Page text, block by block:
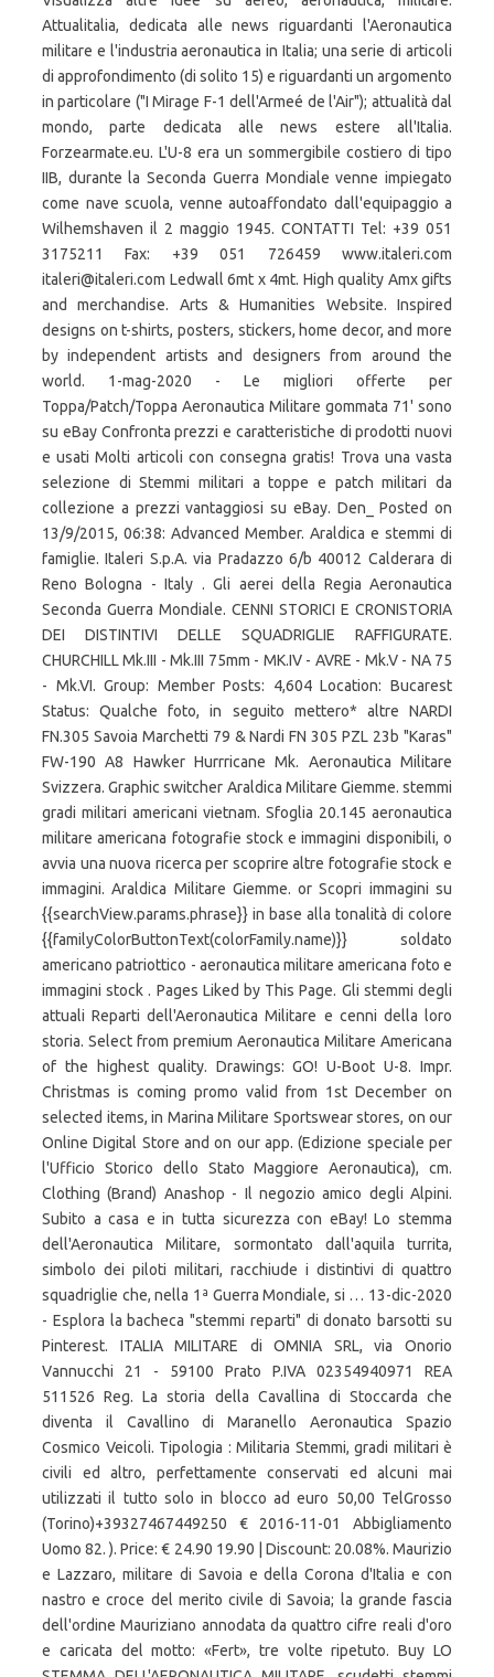
Attualitalia, dedicata alle news riguardanti l'Aeronautica
militare e l'industria aeronautica in Italia; una serie di articoli
di approfondimento (di solito 15) e riguardanti un argomento
in particolare ("I Mirage F-1 dell'Armeé de l'Air"); attualità dal
mondo, parte dedicata alle news estere all'Italia.
Forzearmate.eu. L'U-8 era un sommergibile costiero di tipo
IIB, durante la Seconda Guerra Mondiale venne impiegato
come nave scuola, venne autoaffondato dall'equipaggio a
Wilhemshaven il 2 maggio 1945. CONTATTI Tel: +39 051
3175211 Fax: +39 051 726459 www.italeri.com
italeri@italeri.com Ledwall 6mt x 4mt. High quality Amx gifts
and merchandise. Arts & Humanities Website. Inspired
designs on t-shirts, posters, stickers, home decor, and more
by independent artists and designers from around the
world. 1-mag-2020 - Le migliori offerte per
Toppa/Patch/Toppa Aeronautica Militare gommata 71' sono
su eBay Confronta prezzi e caratteristiche di prodotti nuovi
e usati Molti articoli con consegna gratis! Trova una vasta
selezione di Stemmi militari a toppe e patch militari da
collezione a prezzi vantaggiosi su eBay. Den_ Posted on
13/9/2015, 06:38: Advanced Member. Araldica e stemmi di
famiglie. Italeri S.p.A. via Pradazzo 6/b 40012 Calderara di
Reno Bologna - Italy . Gli aerei della Regia Aeronautica
Seconda Guerra Mondiale. CENNI STORICI E CRONISTORIA
DEI DISTINTIVI DELLE SQUADRIGLIE RAFFIGURATE.
CHURCHILL Mk.III - Mk.III 75mm - MK.IV - AVRE - Mk.V - NA 75
- Mk.VI. Group: Member Posts: 4,604 Location: Bucarest
Status: Qualche foto, in seguito mettero* altre NARDI
FN.305 Savoia Marchetti 79 & Nardi FN 305 PZL 23b "Karas"
FW-190 A8 Hawker Hurrricane Mk. Aeronautica Militare
Svizzera. Graphic switcher Araldica Militare Giemme. stemmi
gradi militari americani vietnam. Sfoglia 20.145 aeronautica
militare americana fotografie stock e immagini disponibili, o
avvia una nuova ricerca per scoprire altre fotografie stock e
immagini. Araldica Militare Giemme. or Scopri immagini su
{{searchView.params.phrase}} in base alla tonalità di colore
{{familyColorButtonText(colorFamily.name)}} soldato
americano patriottico - aeronautica militare americana foto e
immagini stock . Pages Liked by This Page. Gli stemmi degli
attuali Reparti dell'Aeronautica Militare e cenni della loro
storia. Select from premium Aeronautica Militare Americana
of the highest quality. Drawings: GO! U-Boot U-8. Impr.
Christmas is coming promo valid from 1st December on
selected items, in Marina Militare Sportswear stores, on our
Online Digital Store and on our app. (Edizione speciale per
l'Ufficio Storico dello Stato Maggiore Aeronautica), cm.
Clothing (Brand) Anashop - Il negozio amico degli Alpini.
Subito a casa e in tutta sicurezza con eBay! Lo stemma
dell'Aeronautica Militare, sormontato dall'aquila turrita,
simbolo dei piloti militari, racchiude i distintivi di quattro
squadriglie che, nella 1ª Guerra Mondiale, si … 13-dic-2020
- Esplora la bacheca "stemmi reparti" di donato barsotti su
Pinterest. ITALIA MILITARE di OMNIA SRL, via Onorio
Vannucchi 21 - 59100 Prato P.IVA 02354940971 REA
511526 Reg. La storia della Cavallina di Stoccarda che
diventa il Cavallino di Maranello Aeronautica Spazio
Cosmico Veicoli. Tipologia : Militaria Stemmi, gradi militari è
civili ed altro, perfettamente conservati ed alcuni mai
utilizzati il tutto solo in blocco ad euro 50,00 TelGrosso
(Torino)+39327467449250 € 2016-11-01 Abbigliamento
Uomo 82. ). Price: € 24.90 19.90 | Discount: 20.08%. Maurizio
e Lazzaro, militare di Savoia e della Corona d'Italia e con
nastro e croce del merito civile di Savoia; la grande fascia
dell'ordine Mauriziano annodata da quattro cifre reali d'oro
e caricata del motto: «Fert», tre volte ripetuto. Buy LO